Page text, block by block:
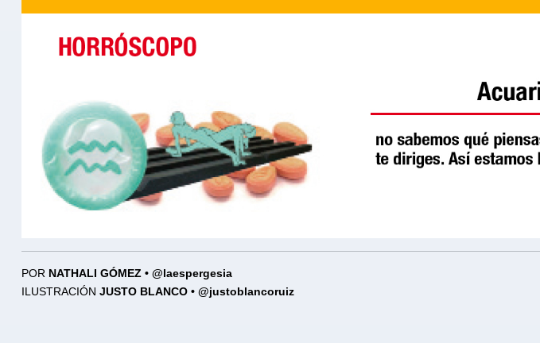
POR NATHALI GÓMEZ • @laespergesia
ILUSTRACIÓN JUSTO BLANCO • @justoblancoruiz